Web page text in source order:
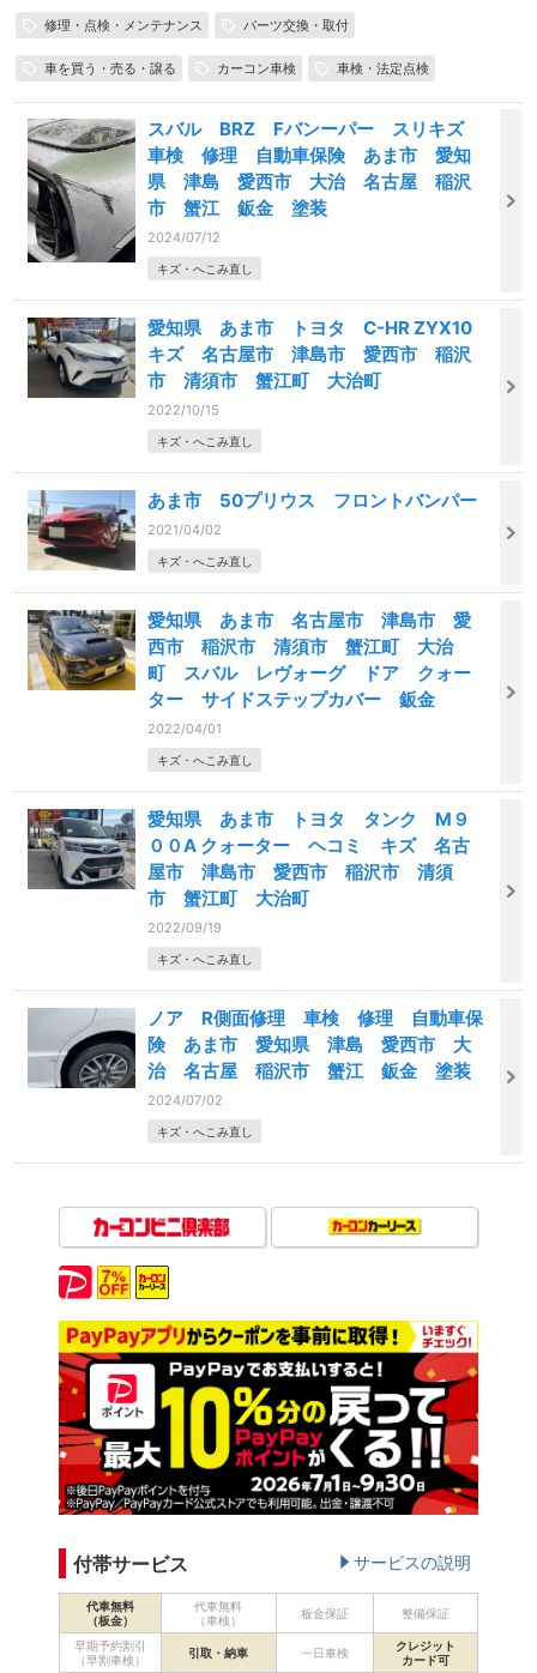
修理・点検・メンテナンス パーツ交換・取付
車を買う・売る・譲る カーコン車検 車検・法定点検
スバル BRZ Fバンーパー スリキズ
車検 修理 自動車保険 あま市 愛知
県 津島 愛西市 大治 名古屋 稲沢
市 蟹江 鈑金 塗装
2024/07/12
キズ・へこみ直し
愛知県 あま市 トヨタ C-HR ZYX10
キズ 名古屋市 津島市 愛西市 稲沢
市 清須市 蟹江町 大治町
2022/10/15
キズ・へこみ直し
あま市 50プリウス フロントバンパー
2021/04/02
キズ・へこみ直し
愛知県 あま市 名古屋市 津島市 愛
西市 稲沢市 清須市 蟹江町 大治
町 スバル レヴォーグ ドア クォー
ター サイドステップカバー 鈑金
2022/04/01
キズ・へこみ直し
愛知県 あま市 トヨタ タンク M９
００A クォーター ヘコミ キズ 名古
屋市 津島市 愛西市 稲沢市 清須
市 蟹江町 大治町
2022/09/19
キズ・へこみ直し
ノア R側面修理 車検 修理 自動車保
険 あま市 愛知県 津島 愛西市 大
治 名古屋 稲沢市 蟹江 鈑金 塗装
2024/07/02
キズ・へこみ直し
付帯サービス サービスの説明
代車無料
（板金）
代車無料
（車検）
板金保証 整備保証
早期予約割引
（早割車検）
引取・納車 一日車検
クレジット
カード可